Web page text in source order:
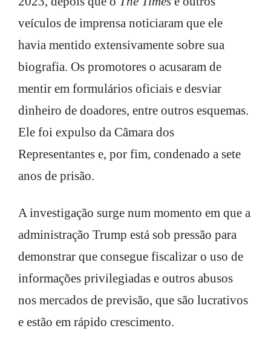
veículos de imprensa noticiaram que ele
havia mentido extensivamente sobre sua
biografia. Os promotores o acusaram de
mentir em formulários oficiais e desviar
dinheiro de doadores, entre outros esquemas.
Ele foi expulso da Câmara dos
Representantes e, por fim, condenado a sete
anos de prisão.
A investigação surge num momento em que a
administração Trump está sob pressão para
demonstrar que consegue fiscalizar o uso de
informações privilegiadas e outros abusos
nos mercados de previsão, que são lucrativos
e estão em rápido crescimento.